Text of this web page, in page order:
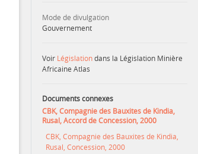
Mode de divulgation
Gouvernement
Voir Législation dans la Législation Minière
Africaine Atlas
Documents connexes
CBK, Compagnie des Bauxites de Kindia,
Rusal, Accord de Concession, 2000
CBK, Compagnie des Bauxites de Kindia,
Rusal, Concession, 2000